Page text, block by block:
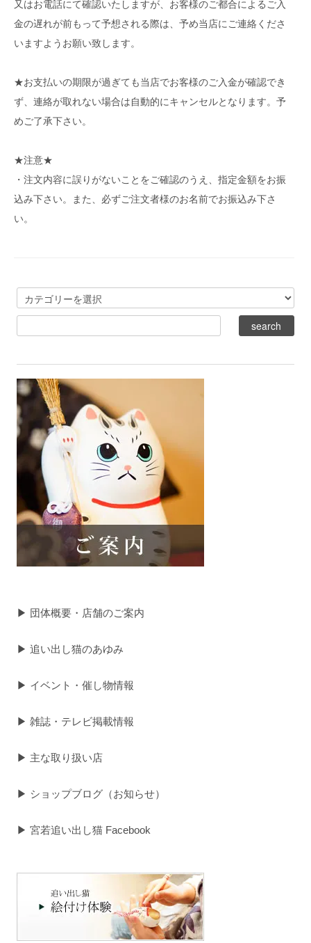
又はお電話にて確認いたしますが、お客様のご都合によるご入
金の遅れが前もって予想される際は、予め当店にご連絡くださ
いますようお願い致します。
★お支払いの期限が過ぎても当店でお客様のご入金が確認でき
ず、連絡が取れない場合は自動的にキャンセルとなります。予
めご了承下さい。
★注意★
・注文内容に誤りがないことをご確認のうえ、指定金額をお振
込み下さい。また、必ずご注文者様のお名前でお振込み下さ
い。
▶ 団体概要・店舗のご案内
▶ 追い出し猫のあゆみ
▶ イベント・催し物情報
▶ 雑誌・テレビ掲載情報
▶ 主な取り扱い店
▶ ショップブログ（お知らせ）
▶ 宮若追い出し猫 Facebook